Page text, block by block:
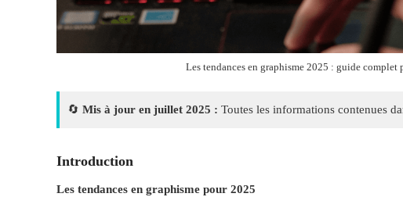
Les tendances en graphisme 2025 : guide complet
🔄 Mis à jour en juillet 2025 : Toutes les informations contenues
Introduction
Les tendances en graphisme pour 2025